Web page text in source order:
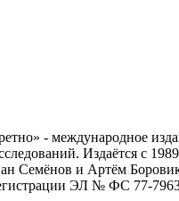
- международное
Издаётся с
Семёнов и Артём
ЭЛ № ФС 77-